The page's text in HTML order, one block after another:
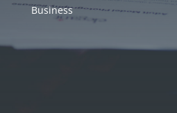
Business